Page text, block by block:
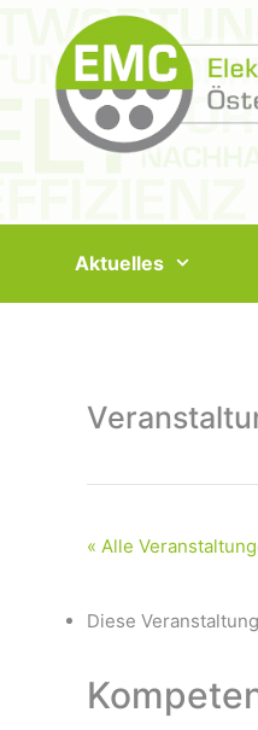
Aktuelles
« Alle
Diese